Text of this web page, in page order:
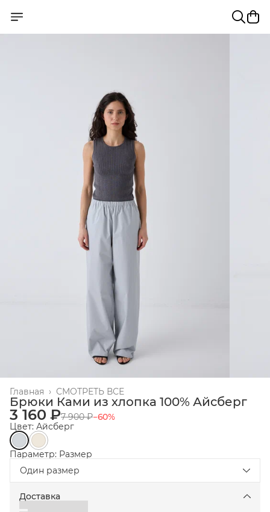
СМОТРЕТЬ ВСЕ
Главная ›
Брюки Ками из хлопка 100% Айсберг
3 160 ₽7 900 ₽−60%
Цвет: Айсберг
Параметр: Размер
Один размер
Доставка